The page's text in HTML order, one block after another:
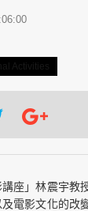
Activities
座」林震宇教
電影文化的改